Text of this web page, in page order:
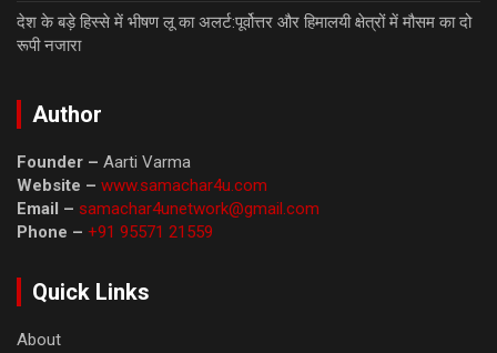
देश के बड़े हिस्से में भीषण लू का अलर्ट:पूर्वोत्तर और हिमालयी क्षेत्रों में मौसम का दो
रूपी नजारा
Author
Founder – Aarti Varma
Website – www.samachar4u.com
Email – samachar4unetwork@gmail.com
Phone – +91 95571 21559
Quick Links
About